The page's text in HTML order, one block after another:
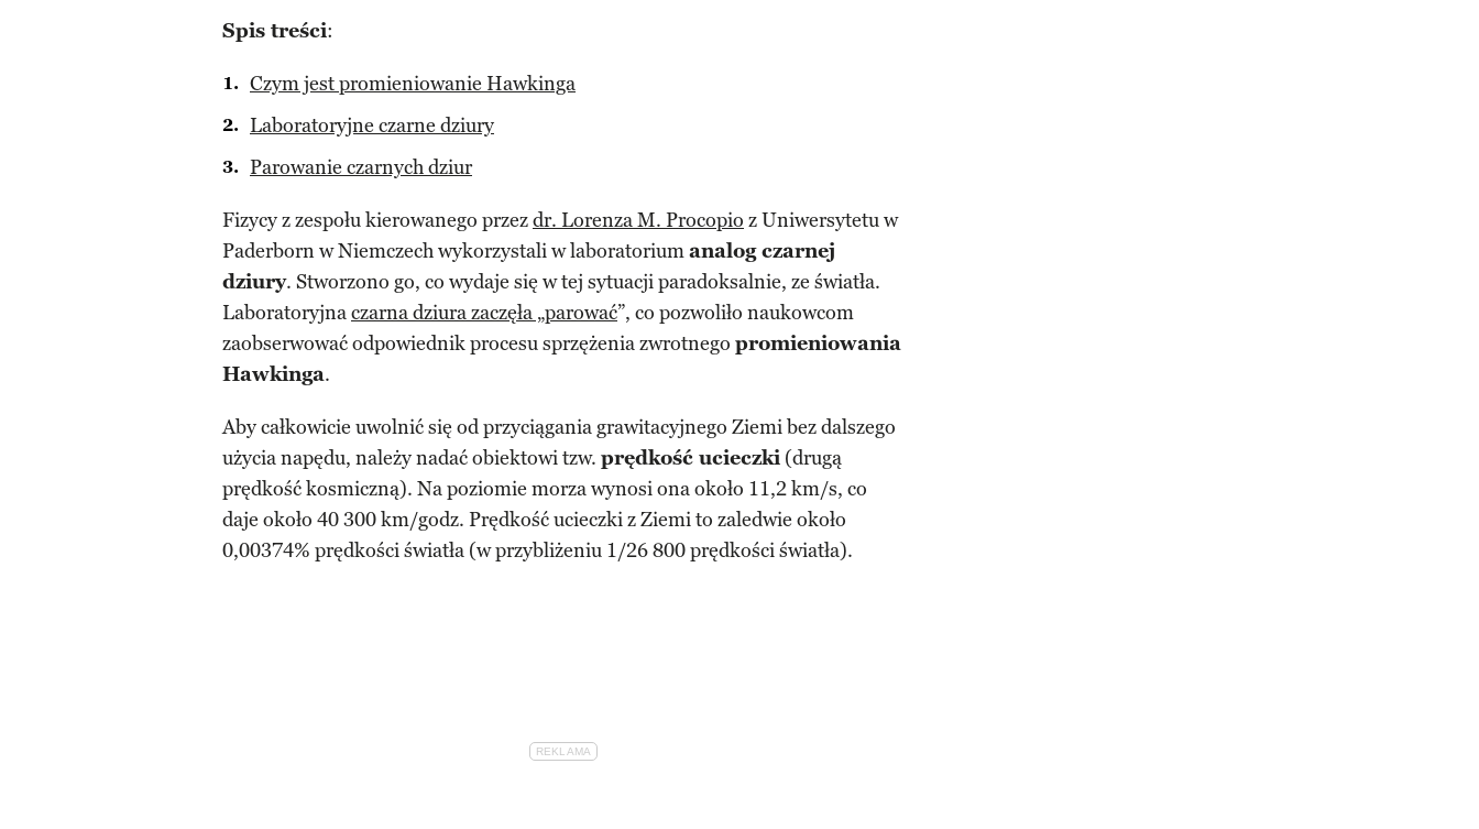
Spis treści:
Czym jest promieniowanie Hawkinga
Laboratoryjne czarne dziury
Parowanie czarnych dziur
Fizycy z zespołu kierowanego przezdr. Lorenza M. Procopio z Uniwersytetu w
Paderborn w Niemczech wykorzystali w laboratoriumanalog czarnej
dziury. Stworzono go, co wydaje się w tej sytuacji paradoksalnie, ze światła.
Laboratoryjnaczarna dziura zaczęła „parować”, co pozwoliło naukowcom
zaobserwować odpowiednik procesu sprzężenia zwrotnego promieniowania
Hawkinga.
Aby całkowicie uwolnić się od przyciągania grawitacyjnego Ziemi bez dalszego
użycia napędu, należy nadać obiektowi tzw. prędkość ucieczki (drugą
prędkość kosmiczną). Na poziomie morza wynosi ona około 11,2 km/s, co
daje około 40 300 km/godz. Prędkość ucieczki z Ziemi to zaledwie około
0,00374% prędkości światła (w przybliżeniu 1/26 800 prędkości światła).